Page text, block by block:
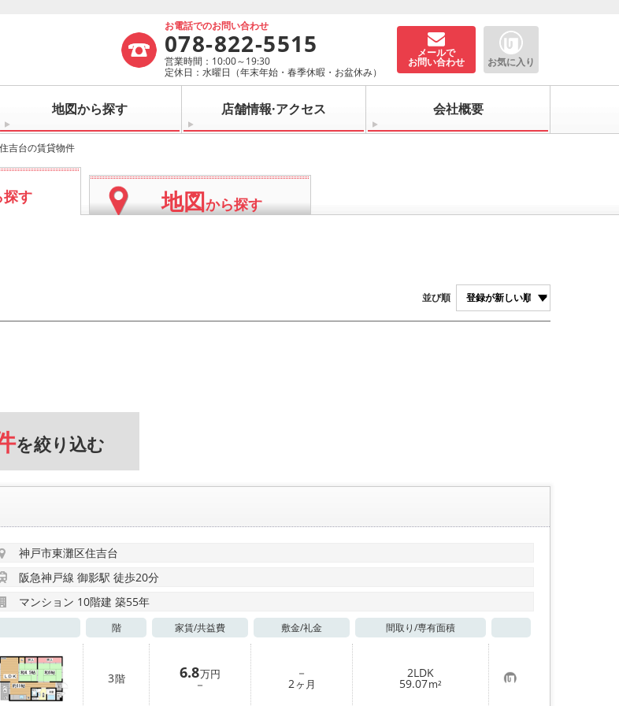
お電話でのお問い合わせ
078-822-5515
営業時間：10:00～19:30
定休日：水曜日（年末年始・春季休暇・お盆休み）
メールで
お問い合わせ お気に入り
地図から探す 店舗情報·アクセス 会社概要
住吉台の賃貸物件
す 地図から探す
並び順
を絞り込む
神戸市東灘区住吉台
阪急神戸線 御影駅 徒歩20分
マンション 10階建 築55年
階 家賃/共益費 敷金/礼金 間取り/専有面積
3階 6.8万円
－
－
2ヶ月
2LDK
59.07m² お
気